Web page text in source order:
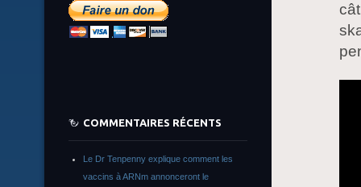
COMMENTAIRES RÉCENTS
Le Dr Tenpenny explique comment les
vaccins à ARNm annonceront le